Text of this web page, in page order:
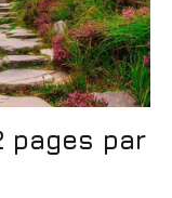
pages par